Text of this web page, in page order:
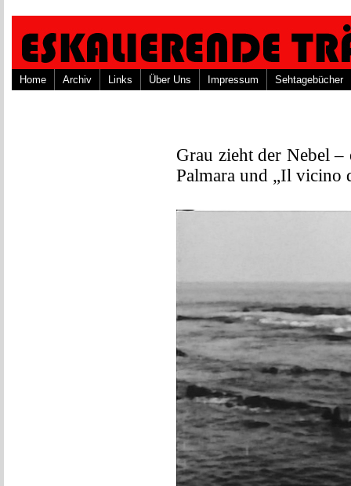
Home Archiv Links Über Uns Impressum Sehtagebücher
Grau zieht der Nebel
Palmara und „Il vicino